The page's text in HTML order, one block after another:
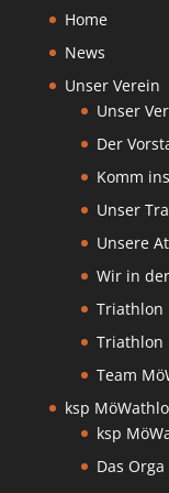
Home
News
Unser Verein
Unser
Der
Komm
Unser
Unsere
Wir in
Triathlon
Triathlon
Team
ksp
ksp
Das